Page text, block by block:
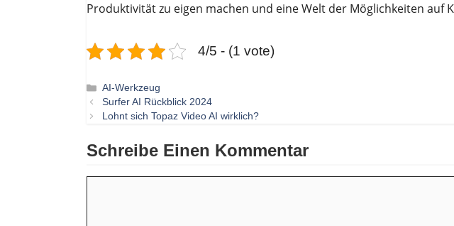
Produktivität zu eigen machen und eine Welt der Möglichkeiten auf
4/5 - (1 vote)
Kategorien
AI-Werkzeug
Surfer AI Rückblick 2024
Lohnt sich Topaz Video AI wirklich?
Schreibe Einen Kommentar